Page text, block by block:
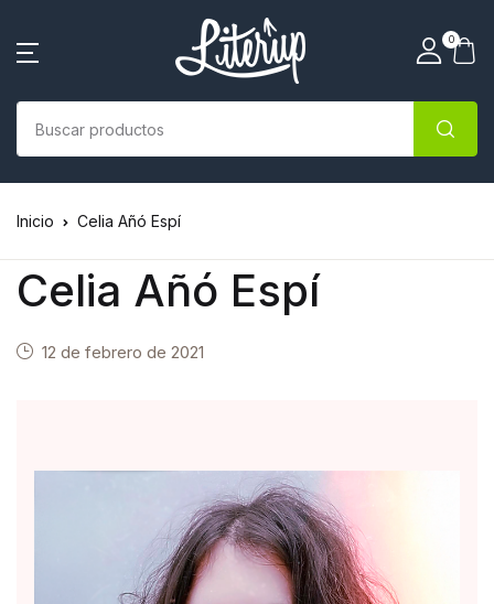
0
Inicio Celia Añó Espí
Celia Añó Espí
12 de febrero de 2021